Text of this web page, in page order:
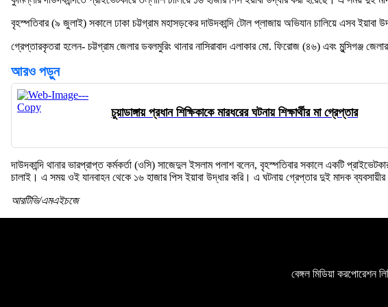
বৃহস্পতিবার (৯ জুলাই) সকালে ঢাকা চট্টগ্রাম মহাসড়কের দাউদকান্দি টোল প্লাজায় অভিযান চালিয়ে এসব ইয়াবা
গ্রেপ্তারকৃতরা হলেন- চট্টগ্রাম জেলার ডবলমুরিং থানার নাসিরাবাদ এলাকার মো. ফিরোজ (৪৬) এবং মুন্সিগঞ্জ
আরও পড়ুন
চুয়াডাঙ্গায় প্রধান শিক্ষিকাকে মারধরের ঘটনায় শিক্ষার্থীর মা গ্রেপ্তার
দাউদকান্দি থানার ভারপ্রাপ্ত কর্মকর্তা (ওসি) সাজেদুল ইসলাম পলাশ বলেন, বৃহস্পতিবার সকালে একটি
চালাই। এ সময় ওই যানবাহন থেকে ১৬ হাজার পিস ইয়াবা উদ্ধার করি। এ ঘটনায় গ্রেপ্তার দুই মাদক ব্যবসায়ীর
আরটিভি/এমএইচজে
বেঙ্গল মিডিয়া করপোরেশন